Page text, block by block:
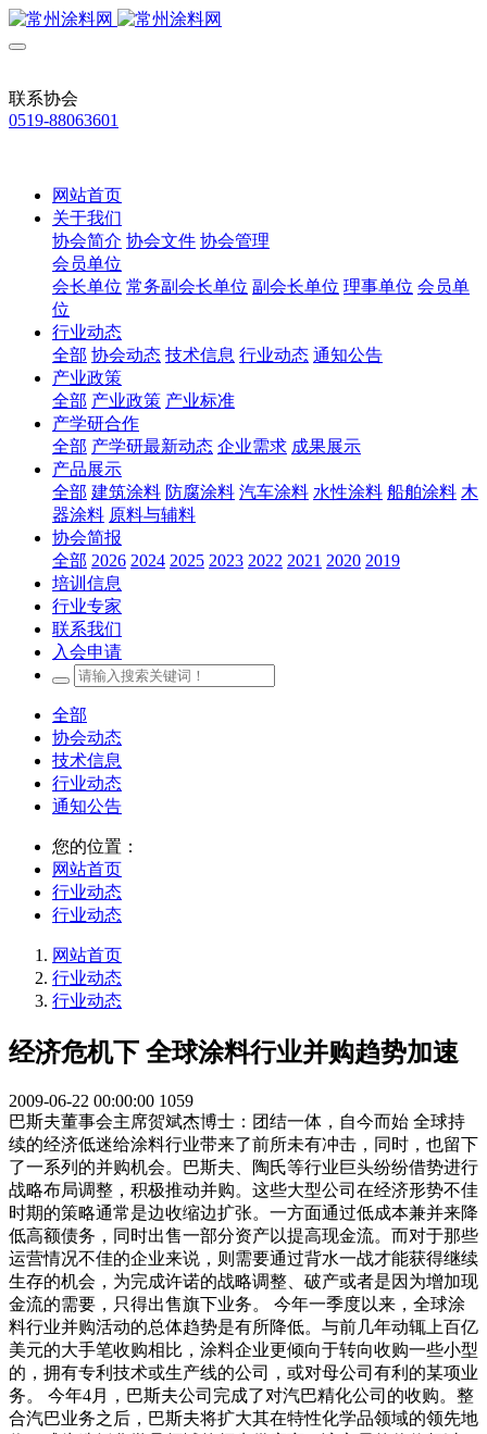
联系协会
0519-88063601
网站首页
关于我们
协会简介 协会文件 协会管理
会员单位
会长单位 常务副会长单位 副会长单位 理事单位 会员单
位
行业动态
全部 协会动态 技术信息 行业动态 通知公告
产业政策
全部 产业政策 产业标准
产学研合作
全部 产学研最新动态 企业需求 成果展示
产品展示
全部 建筑涂料 防腐涂料 汽车涂料 水性涂料 船舶涂料 木
器涂料 原料与辅料
协会简报
全部 2026 2024 2025 2023 2022 2021 2020 2019
培训信息
行业专家
联系我们
入会申请
全部
协会动态
技术信息
行业动态
通知公告
您的位置：
网站首页
行业动态
行业动态
网站首页
行业动态
行业动态
经济危机下 全球涂料行业并购趋势加速
2009-06-22 00:00:00 1059
巴斯夫董事会主席贺斌杰博士：团结一体，自今而始 全球持
续的经济低迷给涂料行业带来了前所未有冲击，同时，也留下
了一系列的并购机会。巴斯夫、陶氏等行业巨头纷纷借势进行
战略布局调整，积极推动并购。这些大型公司在经济形势不佳
时期的策略通常是边收缩边扩张。一方面通过低成本兼并来降
低高额债务，同时出售一部分资产以提高现金流。而对于那些
运营情况不佳的企业来说，则需要通过背水一战才能获得继续
生存的机会，为完成许诺的战略调整、破产或者是因为增加现
金流的需要，只得出售旗下业务。 今年一季度以来，全球涂
料行业并购活动的总体趋势是有所降低。与前几年动辄上百亿
美元的大手笔收购相比，涂料企业更倾向于转向收购一些小型
的，拥有专利技术或生产线的公司，或对母公司有利的某项业
务。 今年4月，巴斯夫公司完成了对汽巴精化公司的收购。整
合汽巴业务之后，巴斯夫将扩大其在特性化学品领域的领先地